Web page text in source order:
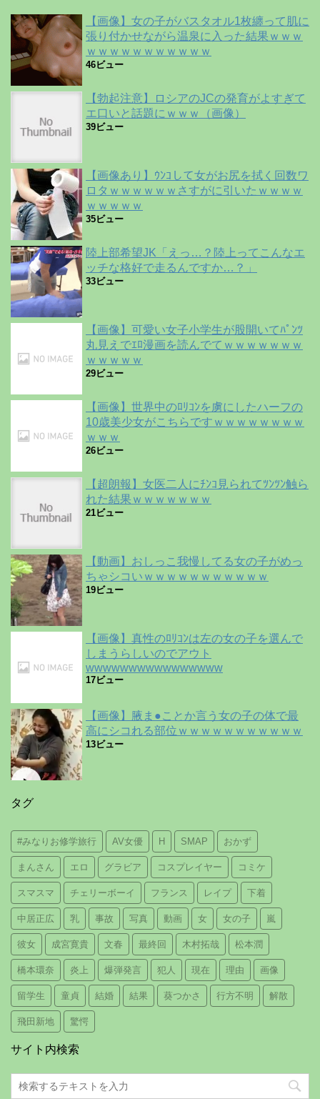
【画像】女の子がバスタオル1枚纏って肌に
張り付かせながら温泉に入った結果ｗｗｗ
ｗｗｗｗｗｗｗｗｗｗｗ
46ビュー
【勃起注意】ロシアのJCの発育がよすぎて
エ口いと話題にｗｗｗ（画像）
39ビュー
【画像あり】ｳﾝｺして女がお尻を拭く回数ワ
ロタｗｗｗｗｗｗさすがに引いたｗｗｗｗ
ｗｗｗｗｗ
35ビュー
陸上部希望JK「えっ…？陸上ってこんなエ
ッチな格好で走るんですか…？」
33ビュー
【画像】可愛い女子小学生が股開いてﾊﾟﾝﾂ
丸見えでｴﾛ漫画を読んでてｗｗｗｗｗｗｗ
ｗｗｗｗｗ
29ビュー
【画像】世界中のﾛﾘｺﾝを虜にしたハーフの
10歳美少女がこちらですｗｗｗｗｗｗｗｗ
ｗｗｗ
26ビュー
【超朗報】女医二人にﾁﾝｺ見られてﾂﾝﾂﾝ触ら
れた結果ｗｗｗｗｗｗｗ
21ビュー
【動画】おしっこ我慢してる女の子がめっ
ちゃシコいｗｗｗｗｗｗｗｗｗｗｗ
19ビュー
【画像】真性のﾛﾘｺﾝは左の女の子を選んで
しまうらしいのでアウト
wwwwwwwwwwwwwwww
17ビュー
【画像】腋ま●ことか言う女の子の体で最
高にシコれる部位ｗｗｗｗｗｗｗｗｗｗｗ
13ビュー
タグ
#みなりお修学旅行 AV女優 H SMAP おかず
まんさん エロ グラビア コスプレイヤー コミケ
スマスマ チェリーボーイ フランス レイプ 下着
中居正広 乳 事故 写真 動画 女 女の子 嵐
彼女 成宮寛貴 文春 最終回 木村拓哉 松本潤
橋本環奈 炎上 爆弾発言 犯人 現在 理由 画像
留学生 童貞 結婚 結果 葵つかさ 行方不明 解散
飛田新地 驚愕
サイト内検索